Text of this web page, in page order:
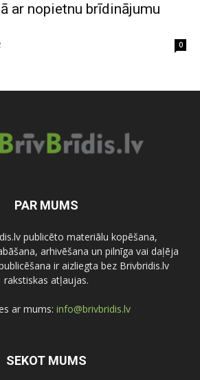
ar nopietnu brīdinājumu
0
PAR MUMS
publicēto materiālu kopēšana,
arhivēšana un pilnīga vai daļēja
ir aizliegta bez Brivbridis.lv
rakstiskas atļaujas.
ar mums: info@brivbridis.lv
SEKOT MUMS